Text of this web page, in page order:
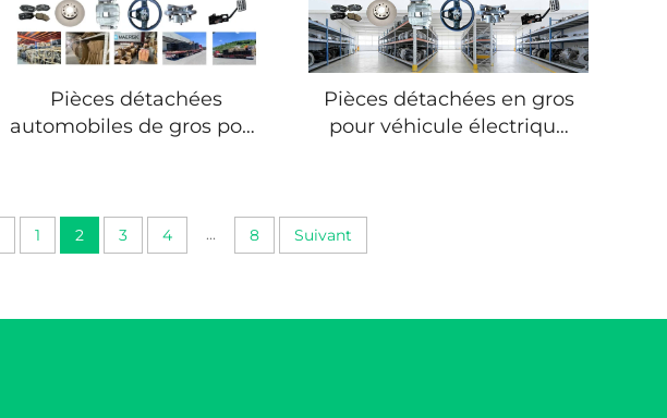
Pièces détachées
automobiles de gros pour
Pièces détachées en gros
pour véhicule électrique
1 2 3 4 ... 8 Suivant